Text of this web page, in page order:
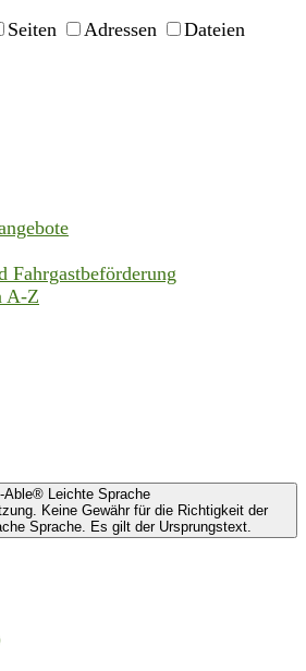
Seiten Adressen Dateien
Fahrgastbeförderung
A-Z
Able® Leichte Sprache
Keine Gewähr für die Richtigkeit der
Sprache. Es gilt der Ursprungstext.